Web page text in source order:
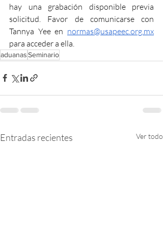
hay una grabación disponible previa
solicitud. Favor de comunicarse con
Tannya Yee en normas@usapeec.org.mx
para acceder a ella.
aduanasSeminario
Entradas recientes Ver todo